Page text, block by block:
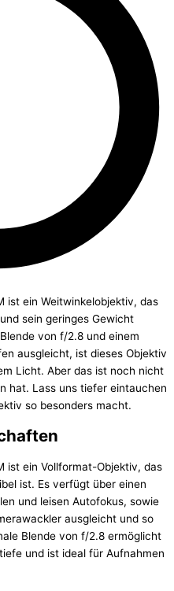
ist ein Weitwinkelobjektiv, das
sein geringes Gewicht
von f/2.8 und einem
ausgleicht, ist dieses Objektiv
Licht. Aber das ist noch nicht
hat. Lass uns tiefer eintauchen
so besonders macht.
ist ein Vollformat-Objektiv, das
ist. Es verfügt über einen
und leisen Autofokus, sowie
ausgleicht und so
Blende von f/2.8 ermöglicht
und ist ideal für Aufnahmen